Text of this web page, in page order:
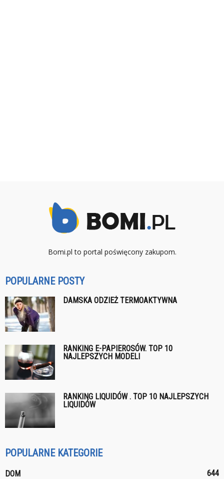
Bomi.pl to portal poświęcony zakupom.
POPULARNE POSTY
DAMSKA ODZIEŻ TERMOAKTYWNA
RANKING E-PAPIEROSÓW. TOP 10
NAJLEPSZYCH MODELI
RANKING LIQUIDÓW . TOP 10 NAJLEPSZYCH
LIQUIDÓW
POPULARNE KATEGORIE
DOM 644